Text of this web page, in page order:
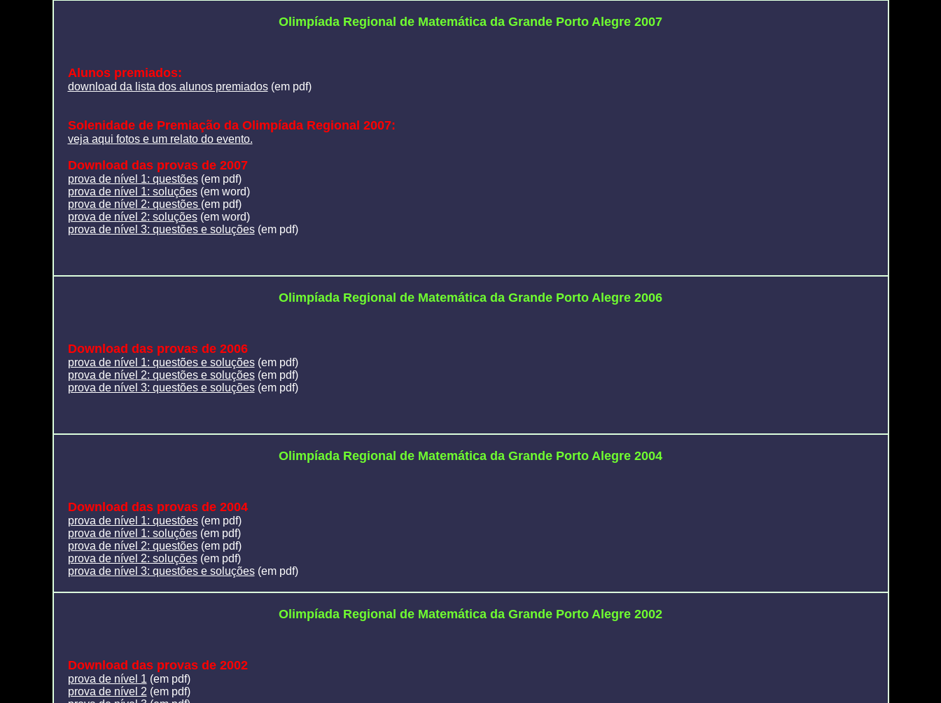
Olimpíada Regional de Matemática da Grande Porto Alegre 2007
Alunos premiados:
download da lista dos alunos premiados(em pdf)
Solenidade de Premiação da Olimpíada Regional 2007:
veja aqui fotos e um relato do evento.
Download das provas de 2007
prova de nível 1: questões(em pdf)
prova de nível 1: soluções(em word)
prova de nível 2: questões (em pdf)
prova de nível 2: soluções(em word)
prova de nível 3: questões e soluções(em pdf)
Olimpíada Regional de Matemática da Grande Porto Alegre 2006
Download das provas de 2006
prova de nível 1: questões e soluções(em pdf)
prova de nível 2: questões e soluções(em pdf)
prova de nível 3: questões e soluções(em pdf)
Olimpíada Regional de Matemática da Grande Porto Alegre 2004
Download das provas de 2004
prova de nível 1: questões(em pdf)
prova de nível 1: soluções(em pdf)
prova de nível 2: questões(em pdf)
prova de nível 2: soluções(em pdf)
prova de nível 3: questões e soluções(em pdf)
Olimpíada Regional de Matemática da Grande Porto Alegre 2002
Download das provas de 2002
prova de nível 1 (em pdf)
prova de nível 2 (em pdf)